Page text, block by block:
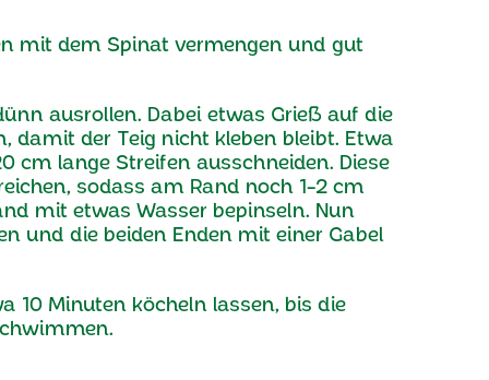
mit dem Spinat vermengen und gut
ausrollen. Dabei etwas Grieß auf die
damit der Teig nicht kleben bleibt. Etwa
cm lange Streifen ausschneiden. Diese
sodass am Rand noch 1-2 cm
mit etwas Wasser bepinseln. Nun
und die beiden Enden mit einer Gabel
10 Minuten köcheln lassen, bis die